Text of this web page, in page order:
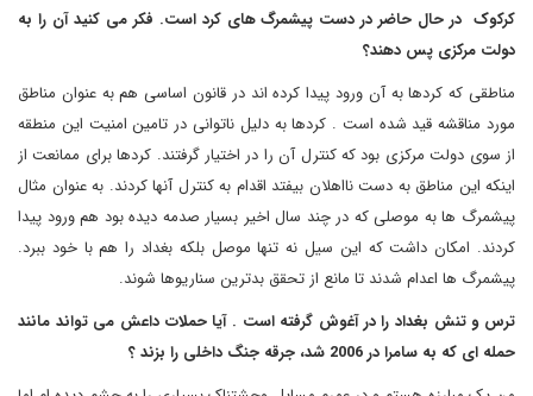
کرکوک در حال حاضر در دست پیشمرگ های کرد است. فکر می کنید آن را به
دولت مرکزی پس دهند؟
مناطقی که کردها به آن ورود پیدا کرده اند در قانون اساسی هم به عنوان مناطق
مورد مناقشه قید شده است . کردها به دلیل ناتوانی در تامین امنیت این منطقه
از سوی دولت مرکزی بود که کنترل آن را در اختیار گرفتند. کردها برای ممانعت از
اینکه این مناطق به دست نااهلان بیفتد اقدام به کنترل آنها کردند. به عنوان مثال
پیشمرگ ها به موصلی که در چند سال اخیر بسیار صدمه دیده بود هم ورود پیدا
کردند. امکان داشت که این سیل نه تنها موصل بلکه بغداد را هم با خود ببرد.
پیشمرگ ها اعدام شدند تا مانع از تحقق بدترین سناریوها شوند.
ترس و تنش بغداد را در آغوش گرفته است . آیا حملات داعش می تواند مانند
حمله ای که به سامرا در 2006 شد، جرقه جنگ داخلی را بزند ؟